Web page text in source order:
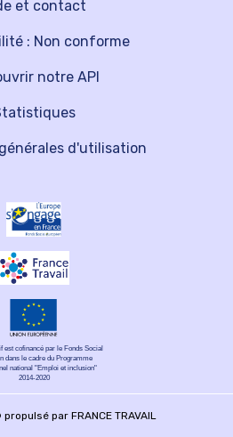
notre API
et contact
: Non conforme
d'utilisation
est cofinancé par le Fonds Social
dans le cadre du Programme
national "Emploi et inclusion"
2014-2020
par FRANCE TRAVAIL